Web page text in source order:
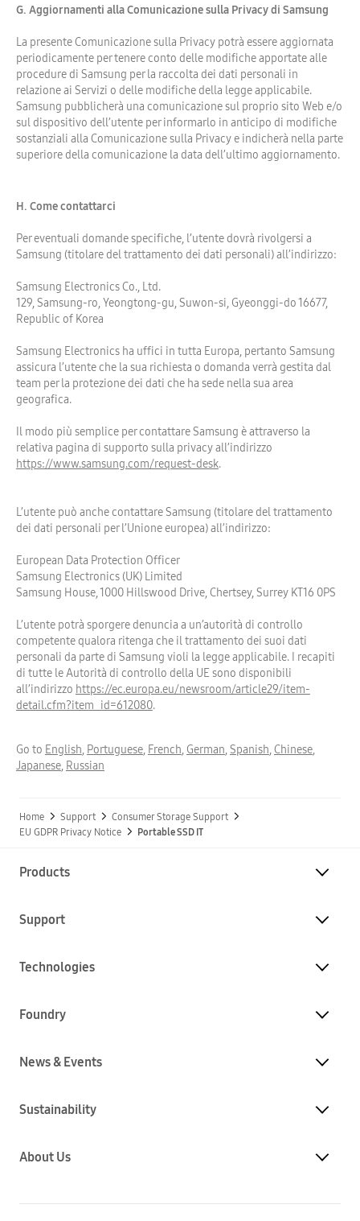
G. Aggiornamenti alla Comunicazione sulla Privacy di Samsung
La presente Comunicazione sulla Privacy potrà essere aggiornata
periodicamente per tenere conto delle modifiche apportate alle
procedure di Samsung per la raccolta dei dati personali in
relazione ai Servizi o delle modifiche della legge applicabile.
Samsung pubblicherà una comunicazione sul proprio sito Web e/o
sul dispositivo dell’utente per informarlo in anticipo di modifiche
sostanziali alla Comunicazione sulla Privacy e indicherà nella parte
superiore della comunicazione la data dell’ultimo aggiornamento.
H. Come contattarci
Per eventuali domande specifiche, l’utente dovrà rivolgersi a
Samsung (titolare del trattamento dei dati personali) all’indirizzo:
Samsung Electronics Co., Ltd.
129, Samsung-ro, Yeongtong-gu, Suwon-si, Gyeonggi-do 16677,
Republic of Korea
Samsung Electronics ha uffici in tutta Europa, pertanto Samsung
assicura l’utente che la sua richiesta o domanda verrà gestita dal
team per la protezione dei dati che ha sede nella sua area
geografica.
Il modo più semplice per contattare Samsung è attraverso la
relativa pagina di supporto sulla privacy all’indirizzo
https://www.samsung.com/request-desk.
L’utente può anche contattare Samsung (titolare del trattamento
dei dati personali per l’Unione europea) all’indirizzo:
European Data Protection Officer
Samsung Electronics (UK) Limited
Samsung House, 1000 Hillswood Drive, Chertsey, Surrey KT16 0PS
L’utente potrà sporgere denuncia a un’autorità di controllo
competente qualora ritenga che il trattamento dei suoi dati
personali da parte di Samsung violi la legge applicabile. I recapiti
di tutte le Autorità di controllo della UE sono disponibili
all’indirizzo https://ec.europa.eu/newsroom/article29/item-
detail.cfm?item_id=612080.
Go to English, Portuguese, French, German,Spanish,Chinese,
Japanese, Russian
Home Support
Consumer Storage Support
EU GDPR Privacy Notice
Portable SSD IT
Products
Support
Technologies
Foundry
News & Events
Sustainability
About Us